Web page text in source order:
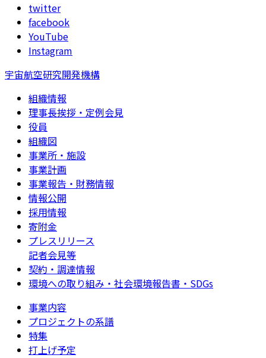
twitter
facebook
YouTube
Instagram
宇宙航空研究開発機構
組織情報
理事長挨拶・定例会見
役員
組織図
事業所・施設
事業計画
事業報告・財務情報
情報公開
採用情報
寄附金
プレスリリース
記者会見等
契約・調達情報
環境への取り組み・社会環境報告書・SDGs
事業内容
プロジェクトの系譜
特集
打上げ予定